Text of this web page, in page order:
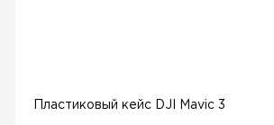
Пластиковый кейс DJI Mavic 3